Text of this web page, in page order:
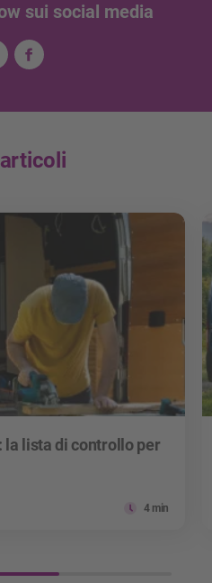
sui social media
lista di controllo per
4 min